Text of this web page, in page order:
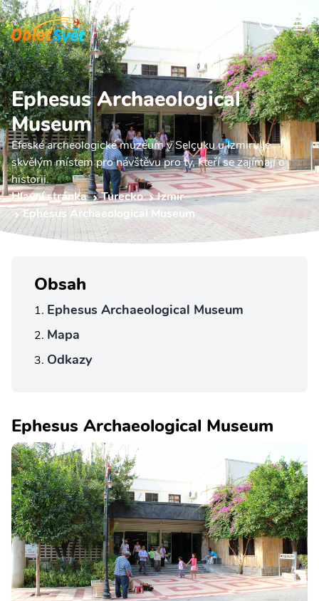
Ephesus Archaeological
Museum
Efeské archeologické muzeum v Selçuku u Izmiru je
skvělým místem pro návštěvu pro ty, kteří se zajímají o
historii.
Hlavní stránka
Turecko
Izmir
Ephesus Archaeological Museum
Obsah
Ephesus Archaeological Museum
Mapa
Odkazy
Ephesus Archaeological Museum